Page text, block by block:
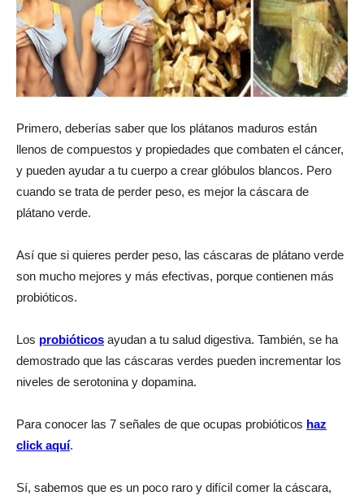
Primero, deberías saber que los plátanos maduros están
llenos de compuestos y propiedades que combaten el cáncer,
y pueden ayudar a tu cuerpo a crear glóbulos blancos. Pero
cuando se trata de perder peso, es mejor la cáscara de
plátano verde.
Así que si quieres perder peso, las cáscaras de plátano verde
son mucho mejores y más efectivas, porque contienen más
probióticos.
Los probióticos ayudan a tu salud digestiva. También, se ha
demostrado que las cáscaras verdes pueden incrementar los
niveles de serotonina y dopamina.
Para conocer las 7 señales de que ocupas probióticos haz
click aquí.
Sí, sabemos que es un poco raro y difícil comer la cáscara,